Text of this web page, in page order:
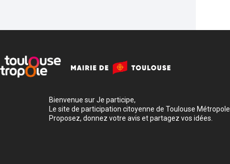
Bienvenue sur Je participe,
Le site de participation citoyenne de Toulouse Métropole.
Proposez, donnez votre avis et partagez vos idées.